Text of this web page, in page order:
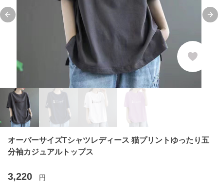
Previous slide
オーバーサイズTシャツレディース 猫プリントゆったり五
分袖カジュアルトップス
3,220 円